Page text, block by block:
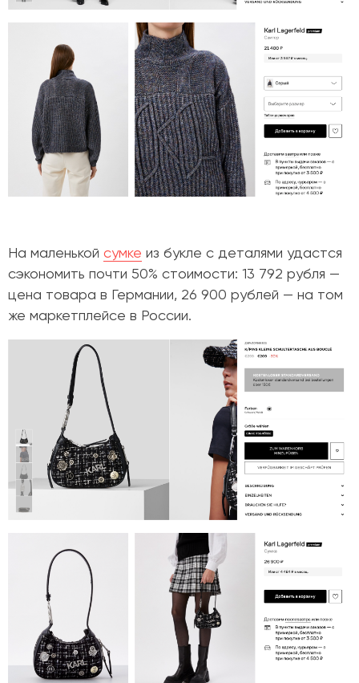
На маленькой сумке из букле с деталями удастся
сэкономить почти 50% стоимости: 13 792 рубля —
цена товара в Германии, 26 900 рублей — на том
же маркетплейсе в России.